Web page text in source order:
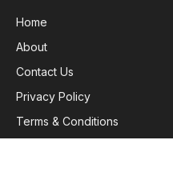
Home
About
Contact Us
Privacy Policy
Terms & Conditions